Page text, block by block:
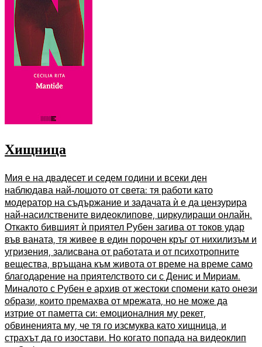
Хищница
Мия е на двадесет и седем години и всеки ден
наблюдава най-лошото от света: тя работи като
модератор на съдържание и задачата ѝ е да цензурира
най-насилствените видеоклипове, циркулиращи онлайн.
Откакто бившият ѝ приятел Рубен загива от токов удар
във ваната, тя живее в един порочен кръг от нихилизъм и
угризения, залисвана от работата и от психотропните
вещества, връщана към живота от време на време само
благодарение на приятелството си с Денис и Мириам.
Миналото с Рубен е архив от жестоки спомени като онези
образи, които премахва от мрежата, но не може да
изтрие от паметта си: емоционалния му рекет,
обвиненията му, че тя го изсмуква като хищница, и
страхът да го изостави. Но когато попада на видеоклип